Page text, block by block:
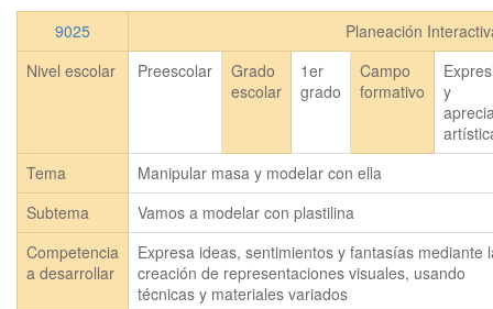
9025
Planeación
Nivel escolar
Preescolar
Grado
escolar
1er
grado
Campo
formativo
y
Tema
Manipular masa y modelar con ella
Subtema
Vamos a modelar con plastilina
Competencia
a desarrollar
Expresa ideas, sentimientos y fantasías mediante
creación de representaciones visuales, usando
técnicas y materiales variados